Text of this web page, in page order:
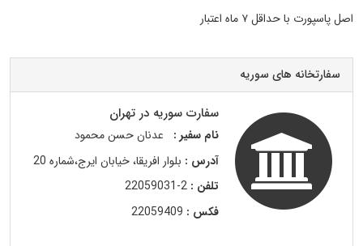
اصل پاسپورت با حداقل ۷ ماه اعتبار
سفارتخانه های سوریه
سفارت سوریه در تهران
نام سفیر :
عدنان حسن محمود
آدرس : بلوار افریقا، خیابان ایرج،شماره 20
تلفن : 2-22059031
فکس : 22059409